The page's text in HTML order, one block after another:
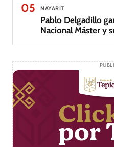
05 NAYARIT
Pablo Delgadillo
Nacional Máster y